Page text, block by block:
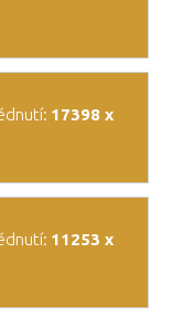
17398 x
11253 x